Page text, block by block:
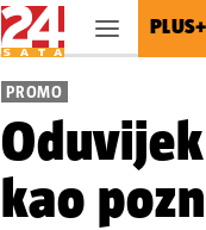
PLUS+
PROMO
kao